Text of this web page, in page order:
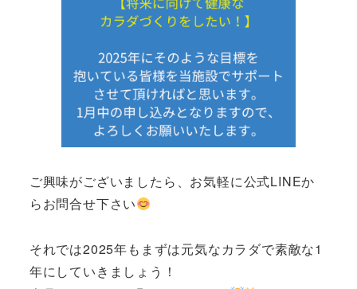
ご興味がございましたら、お気軽に公式LINEか
らお問合せ下さい
それでは2025年もまずは元気なカラダで素敵な1
年にしていきましょう！